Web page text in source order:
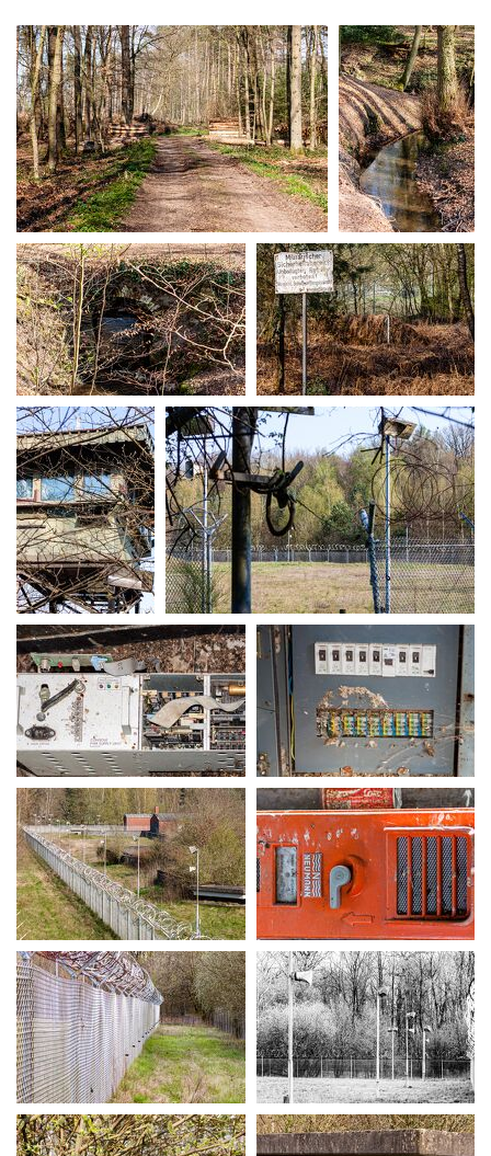
MG 0035 MG 0036
MG 0039 MG 0041
MG 0044 MG 0046
MG 0048 MG 0049
MG 0051 MG 0055
MG 0063 MG 0068